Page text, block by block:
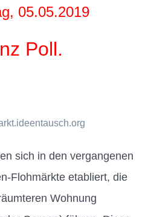
05.05.2019
Poll.
sich in den vergangenen
Flohmärkte etabliert, die
Wohnung